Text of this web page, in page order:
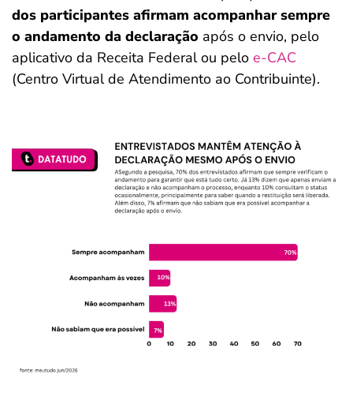
dos participantes afirmam acompanhar sempre
o andamento da declaração após o envio, pelo
aplicativo da Receita Federal ou pelo e-CAC
(Centro Virtual de Atendimento ao Contribuinte).